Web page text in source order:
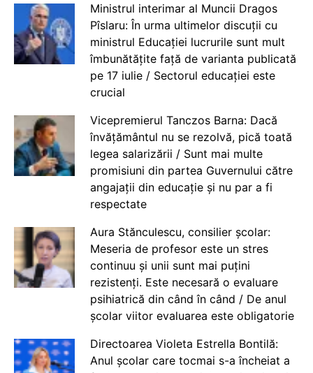
Ministrul interimar al Muncii Dragos
Pîslaru: În urma ultimelor discuții cu
ministrul Educației lucrurile sunt mult
îmbunătățite față de varianta publicată
pe 17 iulie / Sectorul educației este
crucial
Vicepremierul Tanczos Barna: Dacă
învățământul nu se rezolvă, pică toată
legea salarizării / Sunt mai multe
promisiuni din partea Guvernului către
angajații din educație și nu par a fi
respectate
Aura Stănculescu, consilier școlar:
Meseria de profesor este un stres
continuu și unii sunt mai puțini
rezistenți. Este necesară o evaluare
psihiatrică din când în când / De anul
școlar viitor evaluarea este obligatorie
Directoarea Violeta Estrella Bontilă:
Anul școlar care tocmai s-a încheiat a